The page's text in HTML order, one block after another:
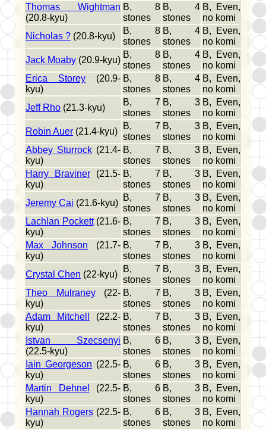
Thomas Wightman
(20.8-kyu)
B, 8
stones
B, 4
stones
B, Even,
no komi
Nicholas ? (20.8-kyu)
B, 8
stones
B, 4
stones
B, Even,
no komi
Jack Moaby (20.9-kyu)
B, 8
stones
B, 4
stones
B, Even,
no komi
Erica Storey (20.9-
kyu)
B, 8
stones
B, 4
stones
B, Even,
no komi
Jeff Rho (21.3-kyu)
B, 7
stones
B, 3
stones
B, Even,
no komi
Robin Auer (21.4-kyu)
B, 7
stones
B, 3
stones
B, Even,
no komi
Abbey Sturrock (21.4-
kyu)
B, 7
stones
B, 3
stones
B, Even,
no komi
Harry Braviner (21.5-
kyu)
B, 7
stones
B, 3
stones
B, Even,
no komi
Jeremy Cai (21.6-kyu)
B, 7
stones
B, 3
stones
B, Even,
no komi
Lachlan Pockett(21.6-
kyu)
B, 7
stones
B, 3
stones
B, Even,
no komi
Max Johnson (21.7-
kyu)
B, 7
stones
B, 3
stones
B, Even,
no komi
Crystal Chen (22-kyu)
B, 7
stones
B, 3
stones
B, Even,
no komi
Theo Mulraney(22-
kyu)
B, 7
stones
B, 3
stones
B, Even,
no komi
Adam Mitchell
(22.2-
kyu)
B, 7
stones
B, 3
stones
B, Even,
no komi
Istvan Szecsenyi
(22.5-kyu)
B, 6
stones
B, 3
stones
B, Even,
no komi
Iain Georgeson (22.5-
kyu)
B, 6
stones
B, 3
stones
B, Even,
no komi
Martin Dehnel
(22.5-
kyu)
B, 6
stones
B, 3
stones
B, Even,
no komi
Hannah Rogers (22.5-
kyu)
B, 6
stones
B, 3
stones
B, Even,
no komi